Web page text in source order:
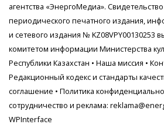
агентства «ЭнергоМедиа».
периодического печатного издания,
и сетевого издания № KZ08VPY00130253
комитетом информации Министерства
Республики Казахстан • Наша миссия •
Редакционный кодекс и стандарты
соглашение • Политика
сотрудничество и реклама:
WPInterface